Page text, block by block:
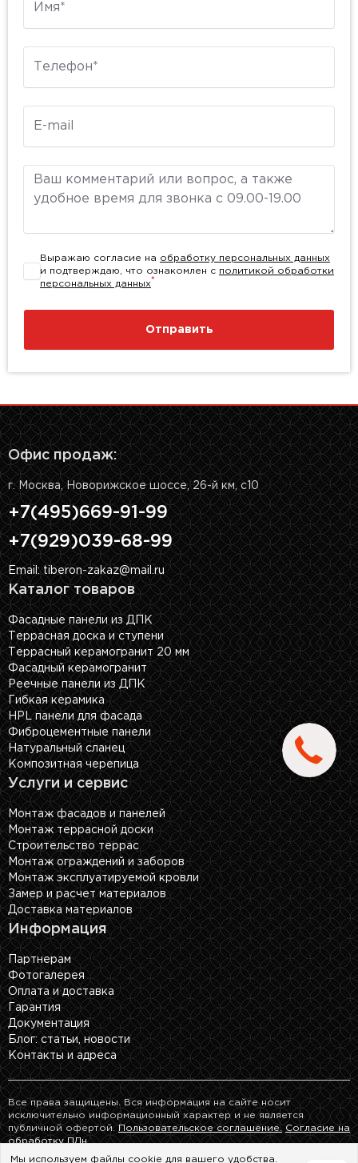
Комментарий
Выражаю согласие на обработку персональных данных
и подтверждаю, что ознакомлен с политикой обработки
персональных данных*
Отправить
Офис продаж:
г. Москва, Новорижское шоссе, 26-й км, с10
+7(495)669-91-99
+7(929)039-68-99
Email: tiberon-zakaz@mail.ru
Каталог товаров
Фасадные панели из ДПК
Террасная доска и ступени
Террасный керамогранит 20 мм
Фасадный керамогранит
Реечные панели из ДПК
Гибкая керамика
HPL панели для фасада
Фиброцементные панели
Натуральный сланец
Композитная черепица
Услуги и сервис
Монтаж фасадов и панелей
Монтаж террасной доски
Строительство террас
Монтаж ограждений и заборов
Монтаж эксплуатируемой кровли
Замер и расчет материалов
Доставка материалов
Информация
Партнерам
Фотогалерея
Оплата и доставка
Гарантия
Документация
Блог: cтатьи, новости
Контакты и адреса
Все права защищены. Вся информация на сайте носит
исключительно информационный характер и не является
публичной офертой.Пользовательское соглашение.
Согласие на
обработку ПДн.
Мы используем файлы cookie для вашего удобства.